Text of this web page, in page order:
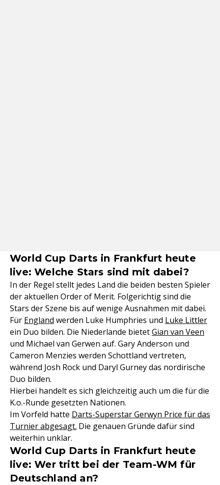
World Cup Darts in Frankfurt heute
live: Welche Stars sind mit dabei?
In der Regel stellt jedes Land die beiden besten Spieler
der aktuellen Order of Merit. Folgerichtig sind die
Stars der Szene bis auf wenige Ausnahmen mit dabei.
Für England werden Luke Humphries und Luke Littler
ein Duo bilden. Die Niederlande bietetGian van Veen
und Michael van Gerwen auf. Gary Anderson und
Cameron Menzies werden Schottland vertreten,
während Josh Rock und Daryl Gurney das nordirische
Duo bilden.
Hierbei handelt es sich gleichzeitig auch um die für die
K.o.-Runde gesetzten Nationen.
Im Vorfeld hatte Darts-Superstar Gerwyn Price für das
Turnier abgesagt. Die genauen Gründe dafür sind
weiterhin unklar.
World Cup Darts in Frankfurt heute
live: Wer tritt bei der Team-WM für
Deutschland an?